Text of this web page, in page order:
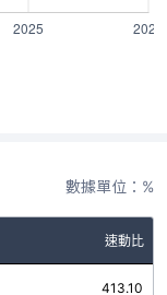
數據單位：%
速動比
413.10